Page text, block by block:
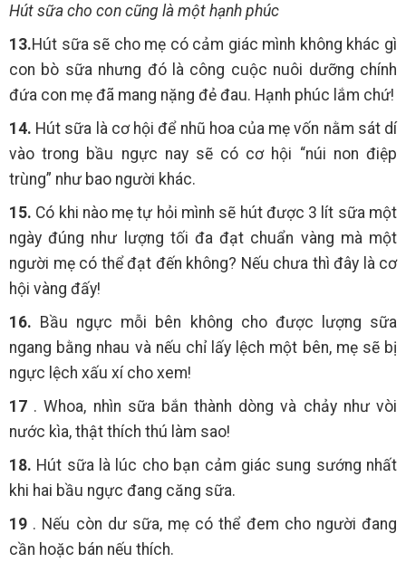
Hút sữa cho con cũng là một hạnh phúc
13.Hút sữa sẽ cho mẹ có cảm giác mình không khác gì
con bò sữa nhưng đó là công cuộc nuôi dưỡng chính
đứa con mẹ đã mang nặng đẻ đau. Hạnh phúc lắm chứ!
14. Hút sữa là cơ hội để nhũ hoa của mẹ vốn nằm sát dí
vào trong bầu ngực nay sẽ có cơ hội “núi non điệp
trùng” như bao người khác.
15. Có khi nào mẹ tự hỏi mình sẽ hút được 3 lít sữa một
ngày đúng như lượng tối đa đạt chuẩn vàng mà một
người mẹ có thể đạt đến không? Nếu chưa thì đây là cơ
hội vàng đấy!
16. Bầu ngực mỗi bên không cho được lượng sữa
ngang bằng nhau và nếu chỉ lấy lệch một bên, mẹ sẽ bị
ngực lệch xấu xí cho xem!
17 . Whoa, nhìn sữa bắn thành dòng và chảy như vòi
nước kìa, thật thích thú làm sao!
18. Hút sữa là lúc cho bạn cảm giác sung sướng nhất
khi hai bầu ngực đang căng sữa.
19 . Nếu còn dư sữa, mẹ có thể đem cho người đang
cần hoặc bán nếu thích.